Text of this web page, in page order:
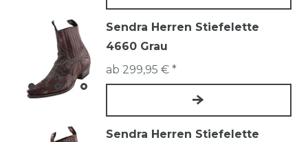
Sendra Herren Stiefelette
4660 Grau
ab 299,95 € *
Sendra Herren Stiefelette